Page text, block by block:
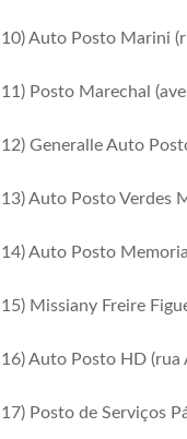
10) Auto Posto Marini
11) Posto Marechal
12) Generalle Auto
13) Auto Posto Verdes
14) Auto Posto
15) Missiany Freire
16) Auto Posto HD (rua
17) Posto de Serviços